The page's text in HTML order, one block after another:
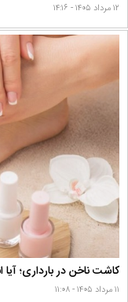
۱۲ مرداد ۱۴۰۵ - ۱۴:۱۶
کاشت ناخن در بارداری؛
۱۱ مرداد ۱۴۰۵ - ۱۱:۰۸